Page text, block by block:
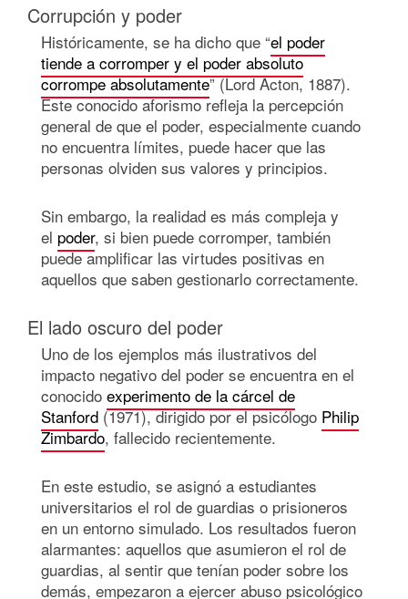
Corrupción y poder
Históricamente, se ha dicho que “el poder
tiende a corromper y el poder absoluto
corrompe absolutamente” (Lord Acton, 1887).
Este conocido aforismo refleja la percepción
general de que el poder, especialmente cuando
no encuentra límites, puede hacer que las
personas olviden sus valores y principios.
Sin embargo, la realidad es más compleja y
el poder, si bien puede corromper, también
puede amplificar las virtudes positivas en
aquellos que saben gestionarlo correctamente.
El lado oscuro del poder
Uno de los ejemplos más ilustrativos del
impacto negativo del poder se encuentra en el
conocido experimento de la cárcel de
Stanford (1971), dirigido por el psicólogo Philip
Zimbardo, fallecido recientemente.
En este estudio, se asignó a estudiantes
universitarios el rol de guardias o prisioneros
en un entorno simulado. Los resultados fueron
alarmantes: aquellos que asumieron el rol de
guardias, al sentir que tenían poder sobre los
demás, empezaron a ejercer abuso psicológico